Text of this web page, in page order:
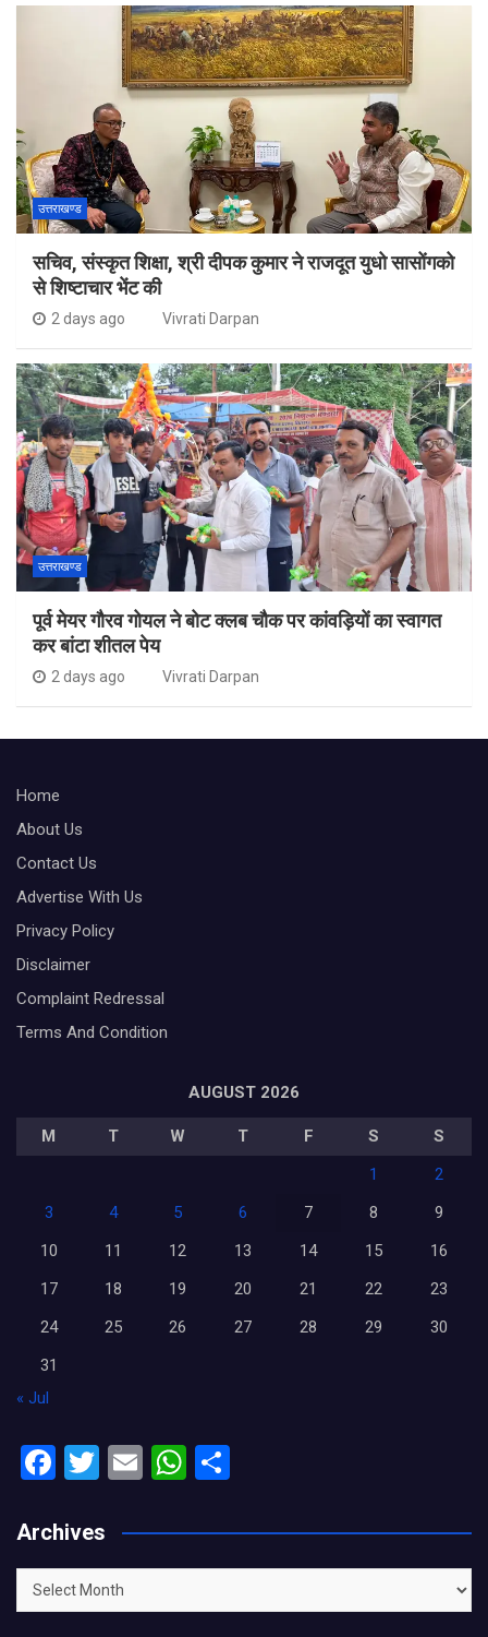
उत्तराखण्ड
सचिव, संस्कृत शिक्षा, श्री दीपक कुमार ने राजदूत युधो सासोंगको
से शिष्टाचार भेंट की
2 days ago Vivrati Darpan
उत्तराखण्ड
पूर्व मेयर गौरव गोयल ने बोट क्लब चौक पर कांवड़ियों का स्वागत
कर बांटा शीतल पेय
2 days ago Vivrati Darpan
Home
About Us
Contact Us
Advertise With Us
Privacy Policy
Disclaimer
Complaint Redressal
Terms And Condition
AUGUST 2026
M T W T F S
S
1
2
3
4 5 6 7 8
9
10
11 12 13 14 15
16
17
18 19 20 21 22
23
24
25 26 27 28 29
30
31
« Jul
F
ce
b
o
T
tt
er
E
ail
W
at
s
A
ar
e
Archives
Archives